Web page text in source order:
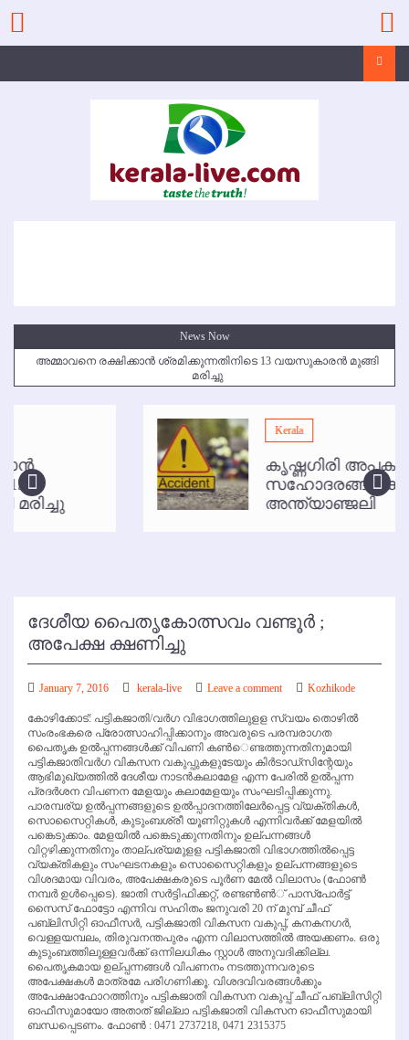
content
News Now
അമ്മാവനെ രക്ഷിക്കാന്‍ ശ്രമിക്കുന്നതിനിടെ 13 വയസുകാരന്‍ മുങ്ങി
മരിച്ചു
മമ്പുറം ആണ്ടു നേര്‍ച്ച ജൂണ്‍ 17 മുതല്‍
ഇനി രമേശ് പിഷാരടി സ്റ്റേജ് ഷോകള്‍ക്ക് ഇല്ല
കോഴിക്കോട് വിമാനത്താവളത്തില്‍ അനധികൃത പാര്‍ക്കിംഗ് പിരിവ് :
പരാതി തള്ളി
കൃഷ്ണഗിരി അപകടം:
സഹോദരങ്ങള്‍ക്ക്
അന്ത്യാഞ്ജലി
ദേശീയ പൈതൃകോത്സവം വണ്ടൂര്‍ ;
അപേക്ഷ ക്ഷണിച്ചു
January 7, 2016 kerala-live Leave a comment Kozhikode
കോഴിക്കോട്: പട്ടികജാതി/വര്‍ഗ വിഭാഗത്തിലുളള സ്വയം തൊഴില്‍
സംരംഭകരെ പ്രോത്സാഹിപ്പിക്കാനും അവരുടെ പരമ്പരാഗത
പൈതൃക ഉല്‍പ്പന്നങ്ങള്‍ക്ക് വിപണി കണ്‍െണ്ടത്തുന്നതിനുമായി
പട്ടികജാതിവര്‍ഗ വികസന വകുപ്പുകളുടേയും കിര്‍ടാഡ്‌സിന്റേയും
ആഭിമുഖ്യത്തില്‍ ദേശീയ നാടന്‍കലാമേള എന്ന പേരില്‍ ഉല്‍പ്പന്ന
പ്രദര്‍ശന വിപണന മേളയും കലാമേളയും സംഘടിപ്പിക്കുന്നു.
പാരമ്പര്യ ഉല്‍പ്പന്നങ്ങളുടെ ഉല്‍പ്പാദനത്തിലേര്‍പ്പെട്ട വ്യക്തികള്‍,
സൊസൈറ്റികള്‍, കുടുംബശ്രീ യൂണിറ്റുകള്‍ എന്നിവര്‍ക്ക് മേളയില്‍
പങ്കെടുക്കാം. മേളയില്‍ പങ്കെടുക്കുന്നതിനും ഉല്പന്നങ്ങള്‍
വിറ്റഴിക്കുന്നതിനും താല്പര്യമുളള പട്ടികജാതി വിഭാഗത്തില്‍പ്പെട്ട
വ്യക്തികളും സംഘടനകളും സൊസൈറ്റികളും ഉല്പന്നങ്ങളുടെ
വിശദമായ വിവരം, അപേക്ഷകരുടെ പൂര്‍ണ മേല്‍ വിലാസം (ഫോണ്‍
നമ്പര്‍ ഉള്‍പ്പെടെ). ജാതി സര്‍ട്ടിഫിക്കറ്റ്, രണ്ടണ്‍ണ്‍് പാസ്‌പോര്‍ട്ട്
സൈസ് ഫോട്ടോ എന്നിവ സഹിതം ജനുവരി 20 ന് മുമ്പ് ചീഫ്
പബ്ലിസിറ്റി ഓഫീസര്‍, പട്ടികജാതി വികസന വകുപ്പ്, കനകനഗര്‍,
വെള്ളയമ്പലം, തിരുവനന്തപുരം എന്ന വിലാസത്തില്‍ അയക്കണം. ഒരു
കുടുംബത്തിലുള്ളവര്‍ക്ക് ഒന്നിലധികം സ്റ്റാള്‍ അനുവദിക്കില്ല.
പൈതൃകമായ ഉല്പ്പന്നങ്ങള്‍ വിപണനം നടത്തുന്നവരുടെ
അപേക്ഷകള്‍ മാത്രമേ പരിഗണിക്കൂ. വിശദവിവരങ്ങള്‍ക്കും
അപേക്ഷാഫോറത്തിനും പട്ടികജാതി വികസന വകുപ്പ് ചീഫ് പബ്ലിസിറ്റി
ഓഫീസുമായോ അതാത് ജില്ലാ പട്ടികജാതി വികസന ഓഫീസുമായി
ബന്ധപ്പെടണം. ഫോണ്‍ : 0471 2737218, 0471 2315375